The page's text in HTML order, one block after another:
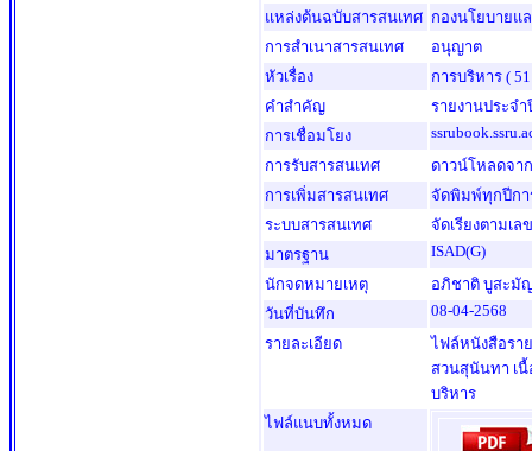
แหล่งต้นฉบับสารสนเทศ กองนโยบายแ
การสำเนาสารสนเทศ
อนุญาต
หัวเรื่อง
การบริหาร (
คำสำคัญ
รายงานประจำ
การเชื่อมโยง
การรับสารสนเทศ
ดาวน์โหลดจา
การเพิ่มสารสนเทศ
จัดพิมพ์ทุกปีกา
ระบบสารสนเทศ
จัดเรียงตามเล
มาตรฐาน
ISAD(G)
นักจดหมายเหตุ
อภิชาติ บูสะมั
วันที่บันทึก
08-04-2568
รายละเอียด
ไฟล์หนังสือรา
สวนสุนันทา เนื้
บริหาร
ไฟล์แนบทั้งหมด